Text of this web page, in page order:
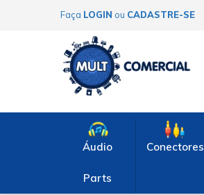
Faça LOGIN ou CADASTRE-SE
Áudio
Parts
Conectores